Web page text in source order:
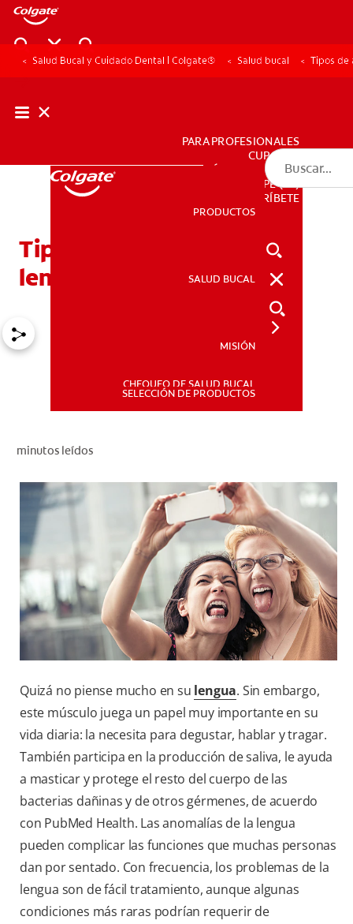
PRODUCTOS
PARA PROFESIONALES
CUPONES
DÓNDE COMPRAR
PE (ES)
PARA PROFESIONALES
CUPONES
DÓNDE COMPRAR
PE (ES)
SUSCRÍBETE
PRODUCTOS
SALUD BUCAL
MISIÓN
CHEQUEO DE SALUD BUCAL
SELECCIÓN DE PRODUCTOS
Salud Bucal y Cuidado Dental | Colgate® Salud bucal Tipos de
Tipos de anomalías de la
lengua y cómo se ven
minutos leídos
Quizá no piense mucho en su lengua. Sin embargo,
este músculo juega un papel muy importante en su
vida diaria: la necesita para degustar, hablar y tragar.
También participa en la producción de saliva, le ayuda
a masticar y protege el resto del cuerpo de las
bacterias dañinas y de otros gérmenes, de acuerdo
con PubMed Health. Las anomalías de la lengua
pueden complicar las funciones que muchas personas
dan por sentado. Con frecuencia, los problemas de la
lengua son de fácil tratamiento, aunque algunas
condiciones más raras podrían requerir de